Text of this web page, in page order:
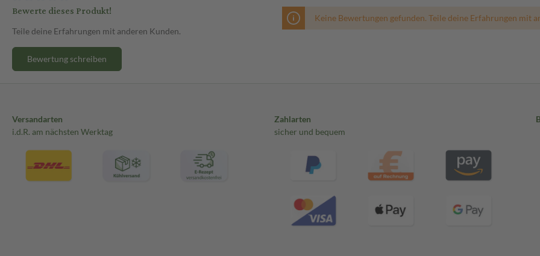
Bewerte dieses Produkt!
Teile deine Erfahrungen mit anderen Kunden.
Bewertung schreiben
Keine Bewertungen gefunden. Teile deine Erfahrungen mit
Versandarten
i.d.R. am nächsten Werktag
Zahlarten
sicher und bequem